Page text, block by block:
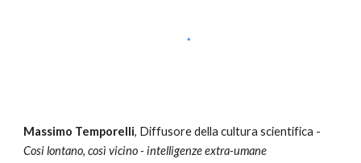
Massimo Temporelli, Diffusore della cultura scientifica -
Cosi lontano, così vicino - intelligenze extra-umane